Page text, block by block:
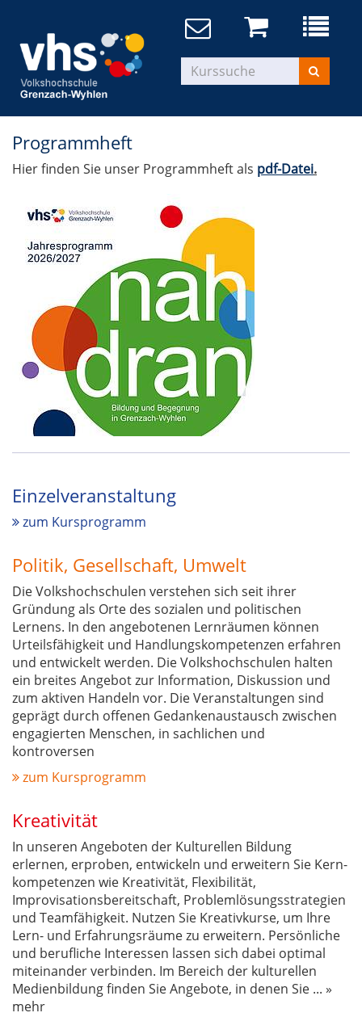
Programmheft
Hier finden Sie unser Programmheft als pdf-Datei.
Einzelveranstaltung
zum Kursprogramm
Politik, Gesellschaft, Umwelt
Die Volkshochschulen verstehen sich seit ihrer
Gründung als Orte des sozialen und politischen
Lernens. In den angebotenen Lernräumen können
Urteilsfähigkeit und Handlungskompetenzen erfahren
und entwickelt werden. Die Volkshochschulen halten
ein breites Angebot zur Information, Diskussion und
zum aktiven Handeln vor. Die Veranstaltungen sind
geprägt durch offenen Gedankenaustausch zwischen
engagierten Menschen, in sachlichen und
kontroversen
zum Kursprogramm
Kreativität
In unseren Angeboten der Kulturellen Bildung
erlernen, erproben, entwickeln und erweitern Sie Kern-
kompetenzen wie Kreativität, Flexibilität,
Improvisationsbereitschaft, Problemlösungsstrategien
und Teamfähigkeit. Nutzen Sie Kreativkurse, um Ihre
Lern- und Erfahrungsräume zu erweitern. Persönliche
und berufliche Interessen lassen sich dabei optimal
miteinander verbinden. Im Bereich der kulturellen
Medienbildung finden Sie Angebote, in denen Sie ... »
mehr